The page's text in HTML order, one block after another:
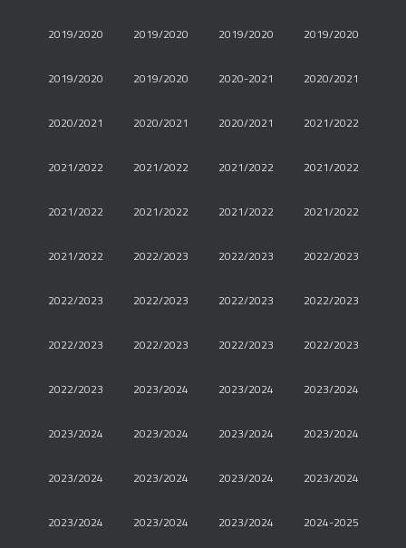
2019/2020 2019/2020 2019/2020 2019/2020
2019/2020 2019/2020 2020-2021 2020/2021
2020/2021 2020/2021 2020/2021 2021/2022
2021/2022 2021/2022 2021/2022 2021/2022
2021/2022 2021/2022 2021/2022 2021/2022
2021/2022 2022/2023 2022/2023 2022/2023
2022/2023 2022/2023 2022/2023 2022/2023
2022/2023 2022/2023 2022/2023 2022/2023
2022/2023 2023/2024 2023/2024 2023/2024
2023/2024 2023/2024 2023/2024 2023/2024
2023/2024 2023/2024 2023/2024 2023/2024
2023/2024 2023/2024 2023/2024 2024-2025